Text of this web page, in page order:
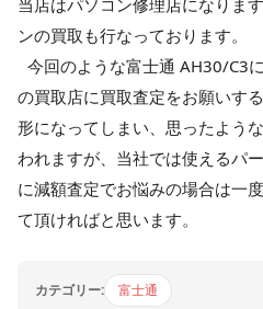
ンの買取も行なっております。
今回のような富士通 AH30/C3
の買取店に買取査定をお願いす
形になってしまい、思ったよう
われますが、当社では使えるパ
に減額査定でお悩みの場合は一
て頂ければと思います。
カテゴリー: 富士通